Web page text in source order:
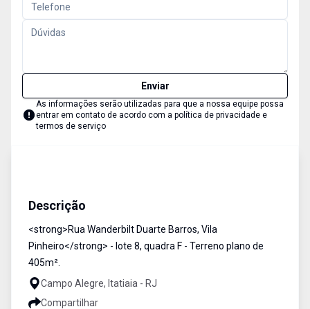
Enviar
As informações serão utilizadas para que a nossa equipe possa
entrar em contato de acordo com a política de privacidade e
termos de serviço
Descrição
<strong>Rua Wanderbilt Duarte Barros, Vila
Pinheiro</strong> - lote 8, quadra F - Terreno plano de
405m².
Campo Alegre, Itatiaia - RJ
Compartilhar